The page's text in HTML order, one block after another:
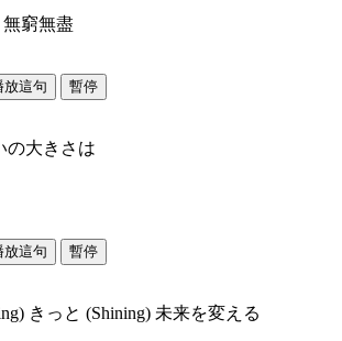
無窮無盡
放這句 暫停
の大きさは
放這句 暫停
きっと (Shining) 未来を変える